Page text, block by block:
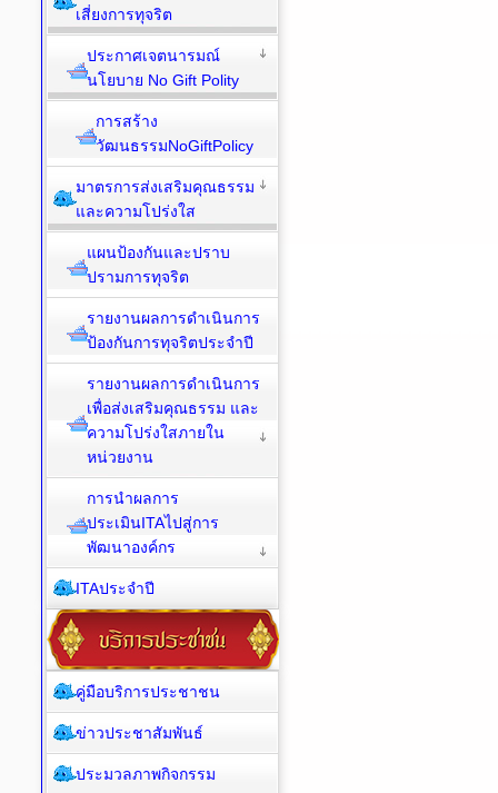
เสี่ยงการทุจริต
ประกาศเจตนารมณ์
นโยบาย No Gift Polity
การสร้าง
วัฒนธรรมNoGiftPolicy
มาตรการส่งเสริมคุณธรรม
และความโปร่งใส
แผนป้องกันและปราบ
ปรามการทุจริต
รายงานผลการดำเนินการ
ป้องกันการทุจริตประจำปี
รายงานผลการดำเนินการ
เพื่อส่งเสริมคุณธรรม และ
ความโปร่งใสภายใน
หน่วยงาน
การนำผลการ
ประเมินITAไปสู่การ
พัฒนาองค์กร
ITAประจำปี
คู่มือบริการประชาชน
ข่าวประชาสัมพันธ์
ประมวลภาพกิจกรรม